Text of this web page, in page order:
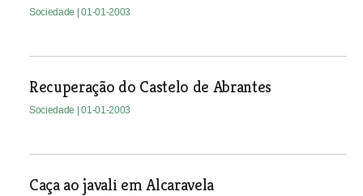
Sociedade | 01-01-2003
Recuperação do Castelo de Abrantes
Sociedade | 01-01-2003
Caça ao javali em Alcaravela